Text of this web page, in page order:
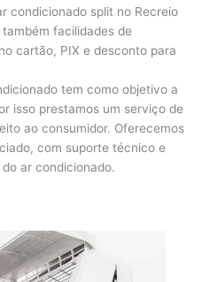
condicionado split no Recreio
facilidades de
cartão, PIX e desconto para
tem como objetivo a
isso prestamos um serviço de
ao consumidor. Oferecemos
com suporte técnico e
ar condicionado.